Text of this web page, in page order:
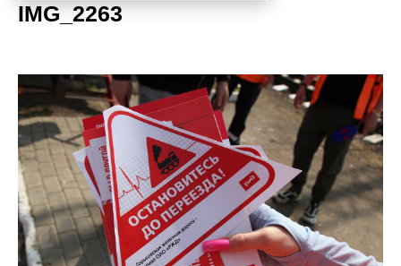
IMG_2263